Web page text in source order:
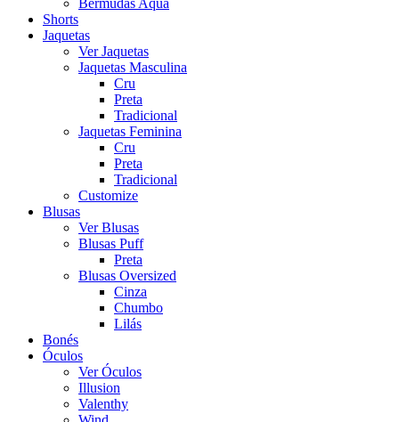
Bermudas Aqua
Shorts
Jaquetas
Ver Jaquetas
Jaquetas Masculina
Cru
Preta
Tradicional
Jaquetas Feminina
Cru
Preta
Tradicional
Customize
Blusas
Ver Blusas
Blusas Puff
Preta
Blusas Oversized
Cinza
Chumbo
Lilás
Bonés
Óculos
Ver Óculos
Illusion
Valenthy